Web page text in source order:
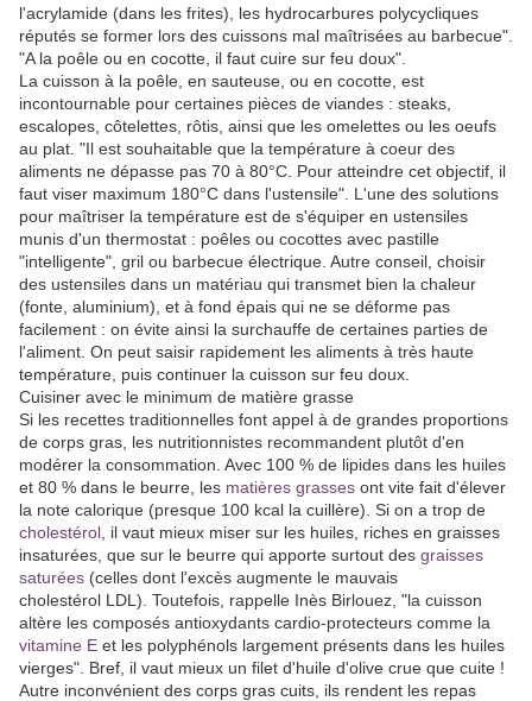
l'acrylamide (dans les frites), les hydrocarbures polycycliques
réputés se former lors des cuissons mal maîtrisées au barbecue".
"A la poêle ou en cocotte, il faut cuire sur feu doux".
La cuisson à la poêle, en sauteuse, ou en cocotte, est
incontournable pour certaines pièces de viandes : steaks,
escalopes, côtelettes, rôtis, ainsi que les omelettes ou les oeufs
au plat. "Il est souhaitable que la température à coeur des
aliments ne dépasse pas 70 à 80°C. Pour atteindre cet objectif, il
faut viser maximum 180°C dans l'ustensile". L'une des solutions
pour maîtriser la température est de s'équiper en ustensiles
munis d'un thermostat : poêles ou cocottes avec pastille
"intelligente", gril ou barbecue électrique. Autre conseil, choisir
des ustensiles dans un matériau qui transmet bien la chaleur
(fonte, aluminium), et à fond épais qui ne se déforme pas
facilement : on évite ainsi la surchauffe de certaines parties de
l'aliment. On peut saisir rapidement les aliments à très haute
température, puis continuer la cuisson sur feu doux.
Cuisiner avec le minimum de matière grasse
Si les recettes traditionnelles font appel à de grandes proportions
de corps gras, les nutritionnistes recommandent plutôt d'en
modérer la consommation. Avec 100 % de lipides dans les huiles
et 80 % dans le beurre, les matières grasses ont vite fait d'élever
la note calorique (presque 100 kcal la cuillère). Si on a trop de
cholestérol , il vaut mieux miser sur les huiles, riches en graisses
insaturées, que sur le beurre qui apporte surtout des graisses
saturées (celles dont l'excès augmente le mauvais
cholestérol LDL). Toutefois, rappelle Inès Birlouez, "la cuisson
altère les composés antioxydants cardio-protecteurs comme la
vitamine E et les polyphénols largement présents dans les huiles
vierges". Bref, il vaut mieux un filet d'huile d'olive crue que cuite !
Autre inconvénient des corps gras cuits, ils rendent les repas